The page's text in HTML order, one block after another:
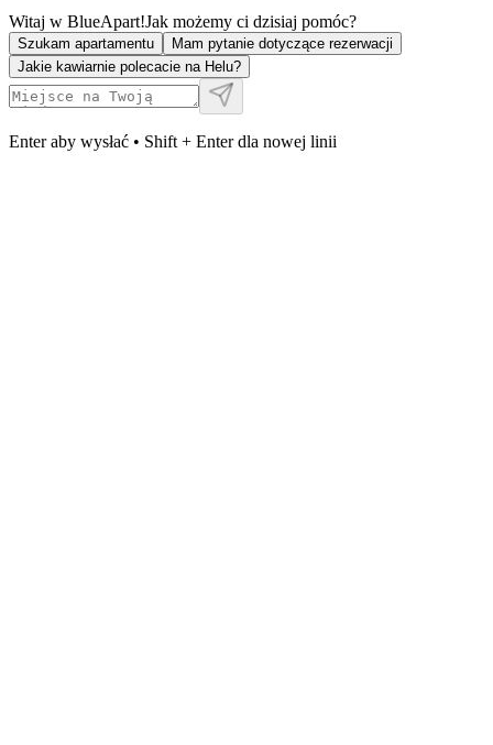
Witaj w BlueApart!Jak możemy ci dzisiaj pomóc?
Szukam apartamentu
Mam pytanie dotyczące rezerwacji
Jakie kawiarnie polecacie na Helu?
Enter aby wysłać • Shift + Enter dla nowej linii